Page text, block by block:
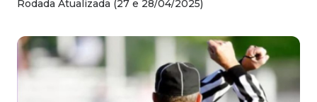
Rodada Atualizada (27 e 28/04/2025)